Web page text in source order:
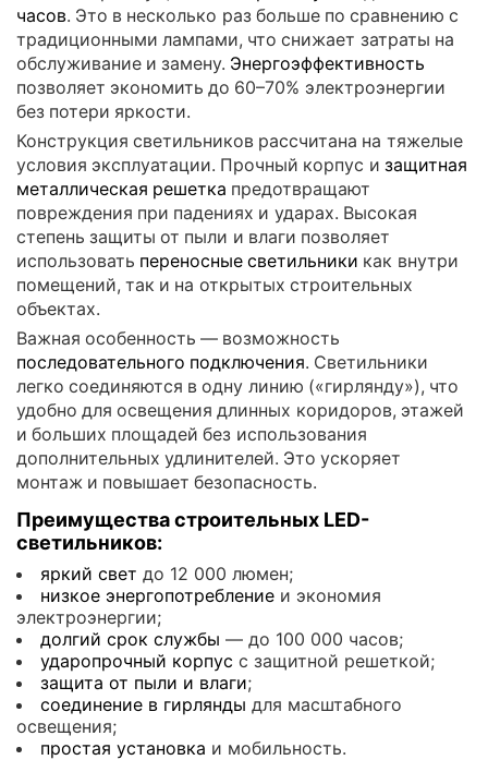
часов. Это в несколько раз больше по сравнению с
традиционными лампами, что снижает затраты на
обслуживание и замену. Энергоэффективность
позволяет экономить до 60–70% электроэнергии
без потери яркости.
Конструкция светильников рассчитана на тяжелые
условия эксплуатации. Прочный корпус и защитная
металлическая решетка предотвращают
повреждения при падениях и ударах. Высокая
степень защиты от пыли и влаги позволяет
использовать переносные светильники как внутри
помещений, так и на открытых строительных
объектах.
Важная особенность — возможность
последовательного подключения. Светильники
легко соединяются в одну линию («гирлянду»), что
удобно для освещения длинных коридоров, этажей
и больших площадей без использования
дополнительных удлинителей. Это ускоряет
монтаж и повышает безопасность.
Преимущества строительных LED-
светильников:
яркий свет до 12 000 люмен;
низкое энергопотребление и экономия
электроэнергии;
долгий срок службы — до 100 000 часов;
ударопрочный корпус с защитной решеткой;
защита от пыли и влаги;
соединение в гирлянды для масштабного
освещения;
простая установка и мобильность.